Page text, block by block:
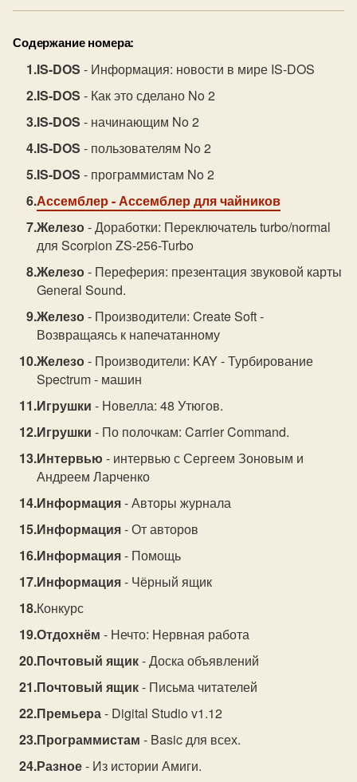
Содержание номера:
IS-DOS - Информация: новости в мире IS-DOS
IS-DOS - Как это сделано No 2
IS-DOS - начинающим No 2
IS-DOS - пользователям No 2
IS-DOS - программистам No 2
Ассемблер - Ассемблер для чайников
Железо- Доработки: Пеpеключатель turbo/normal
для Scorpion ZS-256-Turbo
Железо- Переферия: презентация звуковой карты
General Sound.
Железо- Производители: Create Soft -
Возвращаясь к напечатанному
Железо- Производители: KAY - Турбирование
Spectrum - машин
Игрушки - Новелла: 48 Утюгов.
Игрушки - По полочкам: Carrier Command.
Интервью - интервью с Сергеем Зоновым и
Андреем Ларченко
Информация- Авторы журнала
Информация- От авторов
Информация- Помощь
Информация- Чёрный ящик
Конкурс
Отдохнём - Нечто: Нервная работа
Почтовый ящик- Доска объявлений
Почтовый ящик- Письма читателей
Премьера- Digital Studio v1.12
Программистам - Basic для всех.
Разное- Из истории Амиги.